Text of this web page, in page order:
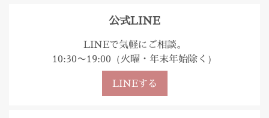
公式LINE
LINEで気軽にご相談。
10:30〜19:00（火曜・年末年始除く）
LINEする